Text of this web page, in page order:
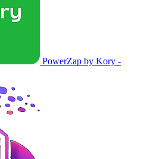
PowerZap by Kory -